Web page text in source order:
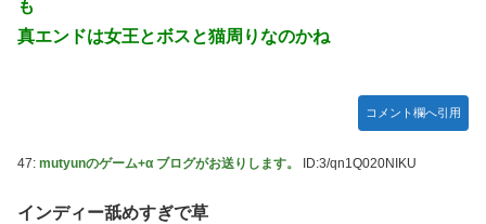
も
真エンドは女王とボスと猫周りなのかね
コメント欄へ引用
47: mutyunのゲーム+α ブログがお送りします。 ID:3/qn1Q020NIKU
インディー舐めすぎで草